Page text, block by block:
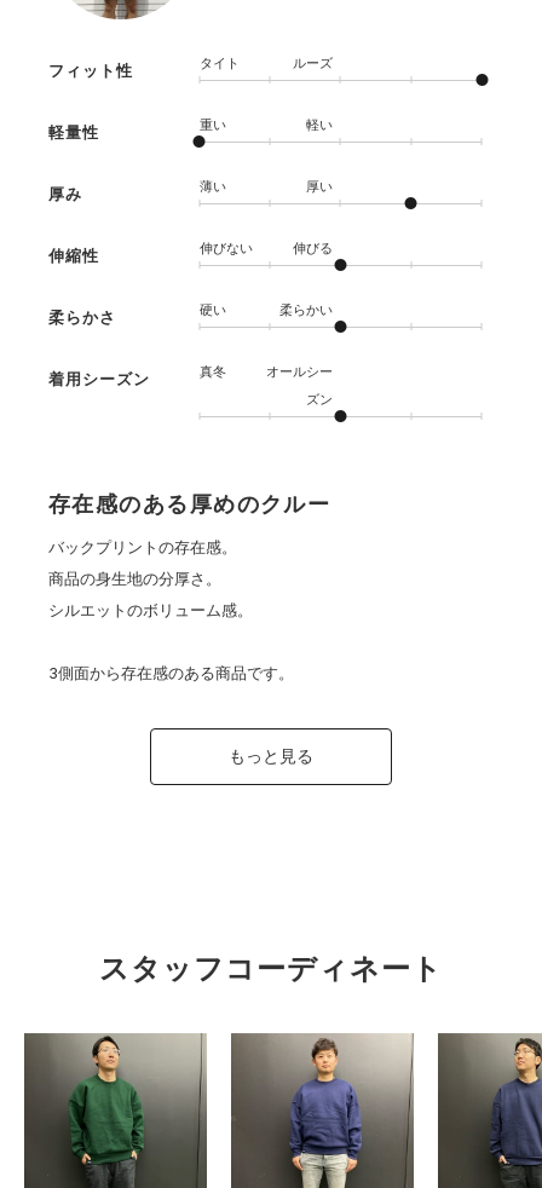
フィット性 タイト ルーズ
軽量性 重い 軽い
厚み 薄い 厚い
伸縮性 伸びない 伸びる
柔らかさ 硬い 柔らかい
着用シーズン 真冬
オールシー
ズン
存在感のある厚めのクルー
バックプリントの存在感。
商品の身生地の分厚さ。
シルエットのボリューム感。
3側面から存在感のある商品です。
もっと見る
スタッフコーディネート